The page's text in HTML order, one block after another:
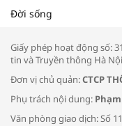
Đời sống
Giấy phép hoạt động số:
tin và Truyền thông Hà
Đơn vị chủ quản:CTCP
Phụ trách nội dung:
Văn phòng giao dịch: Số